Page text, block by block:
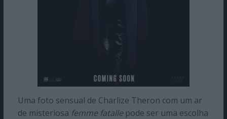
Uma foto sensual de Charlize Theron com um ar
de misteriosa femme fatallepode ser uma escolha